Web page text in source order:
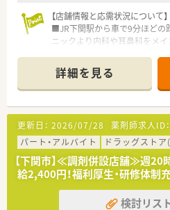
■時短制度が小学校6年生にな
ございますので、産育休復帰率
ンスも充実することが可能とな
■年間休日126日（半日＋半日
数です。また入社半年後、有給
ッシュ休暇（社員：最大７連休
＜こんな方にもおすすめ＞
■プライベートもしっかり重
たい方
■薬剤師としてのスキルを磨き
■新しいことにも積極的にチャ
【店舗情報と応需状況について】
■JR下関駅から車で9分ほどの
ニックより内科や耳鼻科をメ
■処方箋枚数は1ヶ月あたり約
たりに換算すると約60枚前後
す。
■薬剤師は正社員2名とパート
フ2名と調剤補助3名が在籍す
【募集背景と求める人物像につ
■年俸制を採用しており450万
経験や職歴を正当に評価した
す。
■お客様や患者様に対しおもて
「身体」と「心」の両面から支
詳細を見る
更新日： 2026/07/28 薬剤師求人ID：
パート・アルバイト
ドラッグスト
【下関市】≪調剤併設店舗≫週
給2,400円！福利厚生・研修体制
検討リス